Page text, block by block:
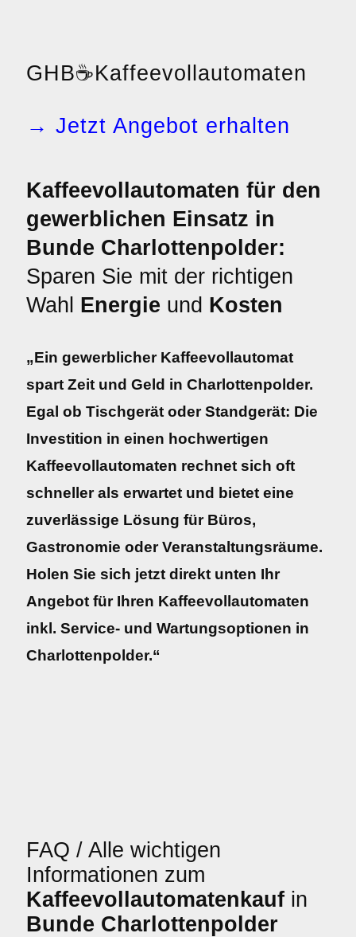
GHB☕Kaffeevollautomaten
→ Jetzt Angebot erhalten
Kaffeevollautomaten für den
gewerblichen Einsatz in
Bunde Charlottenpolder:
Sparen Sie mit der richtigen
Wahl Energie und Kosten
„Ein gewerblicher Kaffeevollautomat
spart Zeit und Geld in Charlottenpolder.
Egal ob Tischgerät oder Standgerät: Die
Investition in einen hochwertigen
Kaffeevollautomaten rechnet sich oft
schneller als erwartet und bietet eine
zuverlässige Lösung für Büros,
Gastronomie oder Veranstaltungsräume.
Holen Sie sich jetzt direkt unten Ihr
Angebot für Ihren Kaffeevollautomaten
inkl. Service- und Wartungsoptionen in
Charlottenpolder.“
FAQ / Alle wichtigen
Informationen zum
Kaffeevollautomatenkauf in
Bunde Charlottenpolder